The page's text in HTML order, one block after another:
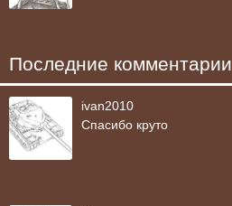
Последние комментарии
ivan2010
Спасибо круто